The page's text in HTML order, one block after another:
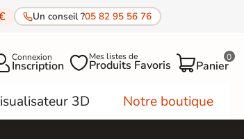
Un conseil ?05 82 95 56 76
Connexion
Inscription Mes listes de
Produits Favoris Panier
0
3D Notre boutique